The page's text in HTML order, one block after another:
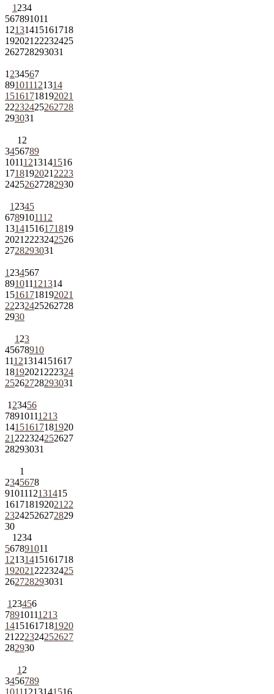
1 234
567891011
12131415161718
192021 22232425
262728293031
1 234567
891011121314
15161718192021
22232425262728
293031
1 2
3456789
10111213141516
1718192021 2223
24252627282930
1 2345
6789101112
13141516171819
2021 2223242526
2728293031
1 234567
891011121314
15161718192021
22232425262728
2930
1 23
45678910
11121314151617
18192021 222324
25262728293031
1 23456
78910111213
14151617181920
21 222324252627
28293031
1
2345678
9101112131415
161718192021 22
23242526272829
30
1 234
567891011
12131415161718
192021 22232425
262728293031
1 23456
78910111213
14151617181920
21 222324252627
282930
1 2
3456789
10111213141516